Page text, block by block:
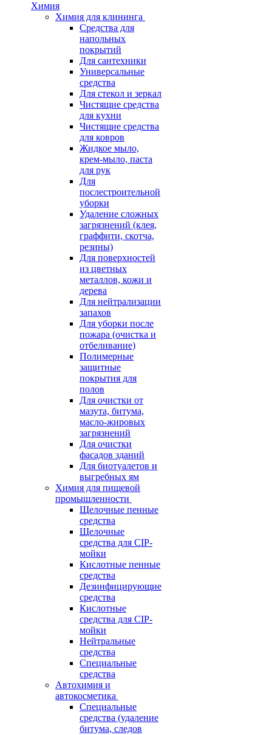
Химия
Химия для клининга
Средства для
напольных
покрытий
Для сантехники
Универсальные
средства
Для стекол и зеркал
Чистящие средства
для кухни
Чистящие средства
для ковров
Жидкое мыло,
крем-мыло, паста
для рук
Для
послестроительной
уборки
Удаление сложных
загрязнений (клея,
граффити, скотча,
резины)
Для поверхностей
из цветных
металлов, кожи и
дерева
Для нейтрализации
запахов
Для уборки после
пожара (очистка и
отбеливание)
Полимерные
защитные
покрытия для
полов
Для очистки от
мазута, битума,
масло-жировых
загрязнений
Для очистки
фасадов зданий
Для биотуалетов и
выгребных ям
Химия для пищевой
промышленности
Щелочные пенные
средства
Щелочные
средства для CIP-
мойки
Кислотные пенные
средства
Дезинфицирующие
средства
Кислотные
средства для CIP-
мойки
Нейтральные
средства
Специальные
средства
Автохимия и
автокосметика
Специальные
средства (удаление
битума, следов